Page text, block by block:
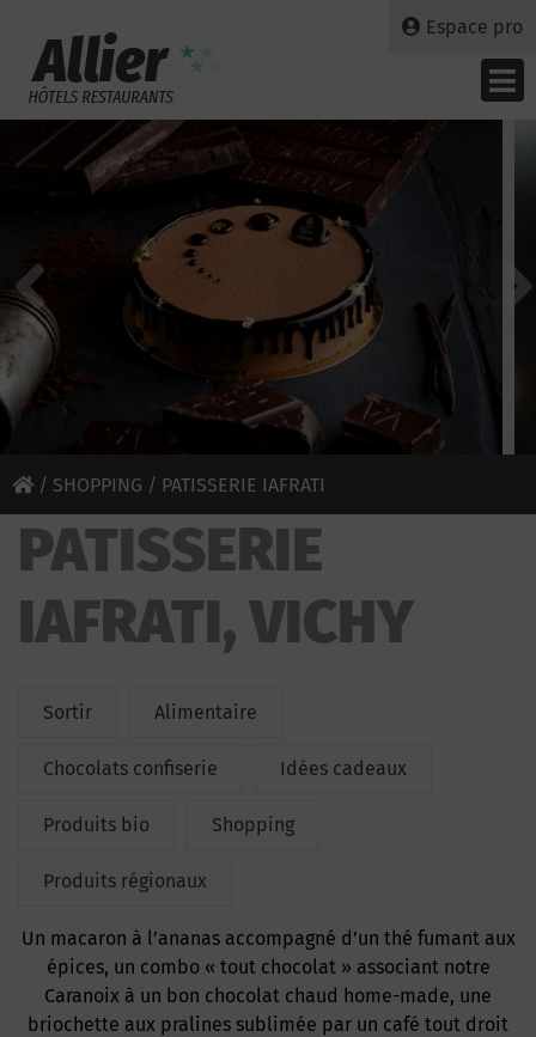
Espace pro
/ SHOPPING / PATISSERIE IAFRATI
PATISSERIE
IAFRATI, VICHY
Sortir Alimentaire
Chocolats confiserie Idées cadeaux
Produits bio Shopping
Produits régionaux
Un macaron à l’ananas accompagné d’un thé fumant aux
épices, un combo « tout chocolat » associant notre
Caranoix à un bon chocolat chaud home-made, une
briochette aux pralines sublimée par un café tout droit